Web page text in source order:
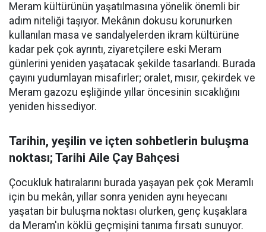
Meram kültürünün yaşatılmasına yönelik önemli bir
adım niteliği taşıyor. Mekânın dokusu korunurken
kullanılan masa ve sandalyelerden ikram kültürüne
kadar pek çok ayrıntı, ziyaretçilere eski Meram
günlerini yeniden yaşatacak şekilde tasarlandı. Burada
çayını yudumlayan misafirler; oralet, mısır, çekirdek ve
Meram gazozu eşliğinde yıllar öncesinin sıcaklığını
yeniden hissediyor.
Tarihin, yeşilin ve içten sohbetlerin buluşma
noktası; Tarihi Aile Çay Bahçesi
Çocukluk hatıralarını burada yaşayan pek çok Meramlı
için bu mekân, yıllar sonra yeniden aynı heyecanı
yaşatan bir buluşma noktası olurken, genç kuşaklara
da Meram'ın köklü geçmişini tanıma fırsatı sunuyor.